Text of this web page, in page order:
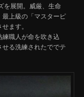
を展開。威厳、生命
上級の「マスターピ
ます。
職人が命を吹き込
る洗練されたででテ